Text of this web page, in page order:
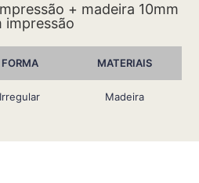
+ madeira 10mm
impressão
FORMA MATERIAIS
Irregular Madeira